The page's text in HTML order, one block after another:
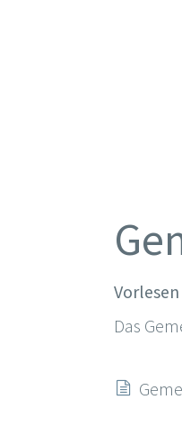
Vorlesen
Das